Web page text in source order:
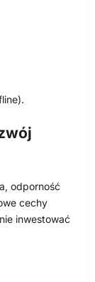
odporność
cechy
inwestować